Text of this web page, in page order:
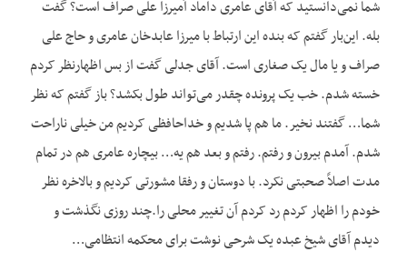
شما نمی‌دانستید که آقای عامری داماد آمیرزا علی صراف است؟ گفت
بله. این‌بار گفتم که بنده این ارتباط با میرزا عابدخان عامری و حاج علی
صراف و یا مال یک صغاری است. آقای جدلی گفت از بس اظهارنظر کردم
خسته شدم. خب یک پرونده چقدر می‌تواند طول بکشد؟ باز گفتم که نظر
شما… گفتند نخیر. ما هم پا شدیم و خداحافظی کردیم من خیلی ناراحت
شدم. آمدم بیرون و رفتم. رفتم و بعد هم یه… بیچاره عامری هم در تمام
مدت اصلاً صحبتی نکرد. با دوستان و رفقا مشورتی کردیم و بالاخره نظر
خودم را اظهار کردم رد کردم آن تغییر محلی را.چند روزی نگذشت و
دیدم آقای شیخ عبده یک شرحی نوشت برای محکمه انتظامی…